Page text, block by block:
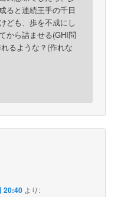
ると連続王手の千日
ども、歩を不成にし
から詰ませる(GHI問
るような？(作れな
20:40 より: